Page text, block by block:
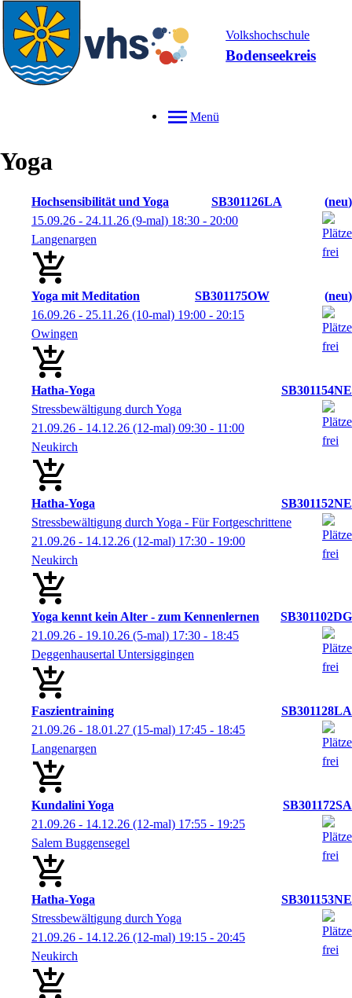
Volkshochschule
Bodenseekreis
Menü
Yoga
Hochsensibilität und Yoga SB301126LA
neu
15.09.26 - 24.11.26 (9-mal) 18:30 - 20:00
Langenargen
Yoga mit Meditation SB301175OW
neu
16.09.26 - 25.11.26 (10-mal) 19:00 - 20:15
Owingen
Hatha-Yoga
SB301154NE
Stressbewältigung durch Yoga
21.09.26 - 14.12.26 (12-mal) 09:30 - 11:00
Neukirch
Hatha-Yoga
SB301152NE
Stressbewältigung durch Yoga - Für Fortgeschrittene
21.09.26 - 14.12.26 (12-mal) 17:30 - 19:00
Neukirch
Yoga kennt kein Alter - zum Kennenlernen
SB301102DG
21.09.26 - 19.10.26 (5-mal) 17:30 - 18:45
Deggenhausertal Untersiggingen
Faszientraining
SB301128LA
21.09.26 - 18.01.27 (15-mal) 17:45 - 18:45
Langenargen
Kundalini Yoga
SB301172SA
21.09.26 - 14.12.26 (12-mal) 17:55 - 19:25
Salem Buggensegel
Hatha-Yoga
SB301153NE
Stressbewältigung durch Yoga
21.09.26 - 14.12.26 (12-mal) 19:15 - 20:45
Neukirch